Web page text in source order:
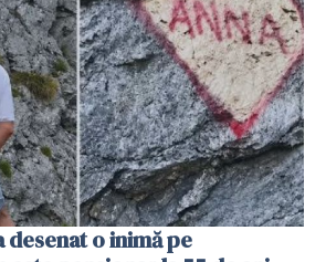
o inimă pe